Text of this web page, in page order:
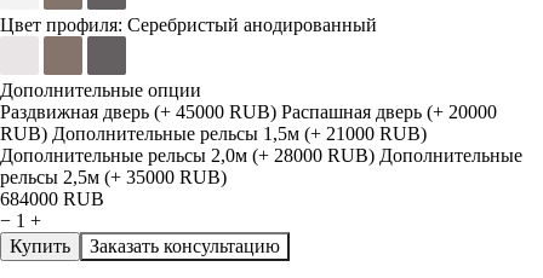
Цвет профиля: Серебристый анодированный
Дополнительные опции
Раздвижная дверь (+ 45000 RUB) Распашная дверь (+ 20000
RUB) Дополнительные рельсы 1,5м (+ 21000 RUB)
Дополнительные рельсы 2,0м (+ 28000 RUB) Дополнительные
рельсы 2,5м (+ 35000 RUB)
684000 RUB
− 1 +
Купить
Заказать консультацию